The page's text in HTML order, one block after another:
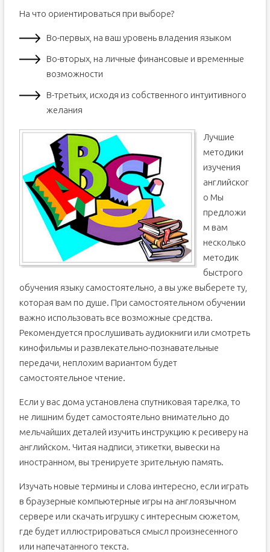
На что ориентироваться при выборе?
Во-первых, на ваш уровень владения языком
Во-вторых, на личные финансовые и временные
возможности
В-третьих, исходя из собственного интуитивного
желания
Лучшие
методики
изучения
английског
о Мы
предложи
м вам
несколько
методик
быстрого
обучения языку самостоятельно, а вы уже выберете ту,
которая вам по душе. При самостоятельном обучении
важно использовать все возможные средства.
Рекомендуется прослушивать аудиокниги или смотреть
кинофильмы и развлекательно-познавательные
передачи, неплохим вариантом будет
самостоятельное чтение.
Если у вас дома установлена спутниковая тарелка, то
не лишним будет самостоятельно внимательно до
мельчайших деталей изучить инструкцию к ресиверу на
английском. Читая надписи, этикетки, вывески на
иностранном, вы тренируете зрительную память.
Изучать новые термины и слова интересно, если играть
в браузерные компьютерные игры на англоязычном
сервере или скачать игрушку с интересным сюжетом,
где будет иллюстрироваться смысл произнесенного
или напечатанного текста.